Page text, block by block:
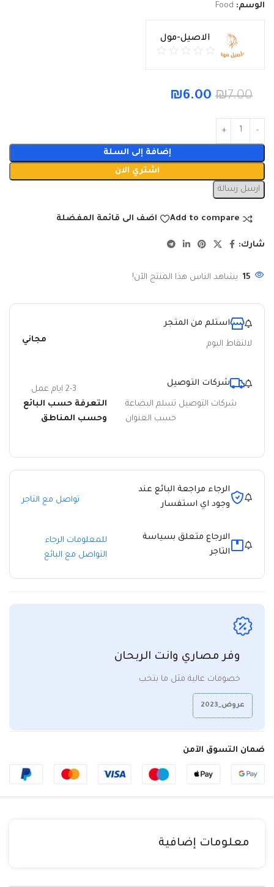
الوسم: Food
الاصيل-مول
₪7.00
₪6.00
إضافة إلى السلة
اشتري الان
ارسل رسالة
Add to compare اضف الى قائمة المفضلة
شارك:
15 يشاهد الناس هذا المنتج الآن!
استلم من المتجر
لالتقاط اليوم مجاني
شركات التوصيل
شركات التوصيل تسلم البضاعة
حسب العنوان
2-3 ايام عمل
التعرفة حسب البائع
وحسب المناطق
الرجاء مراجعة البائع عند
وجود اي استفسار
تواصل مع التاجر
الارجاع متعلق بسياسة
التاجر
للمعلومات الرجاء
التواصل مع البائع
وفر مصاري وانت الربحان
خصومات عالية مثل ما بتحب
عروض_2023
ضمان التسوق الآمن
معلومات إضافية